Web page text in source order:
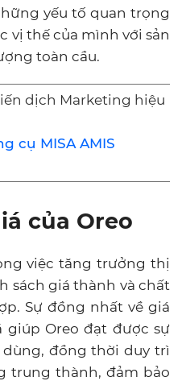
yếu tố quan trọng
vị thế của mình với sản
toàn cầu.
dịch Marketing hiệu
cụ MISA AMIS
của Oreo
việc tăng trưởng thị
sách giá thành và chất
Sự đồng nhất về giá
Oreo đạt được sự
đồng thời duy trì
trung thành, đảm bảo